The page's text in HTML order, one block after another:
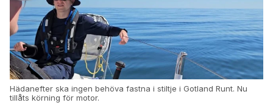
Hädanefter ska ingen behöva fastna i stiltje i Gotland Runt. Nu
tillåts körning för motor.